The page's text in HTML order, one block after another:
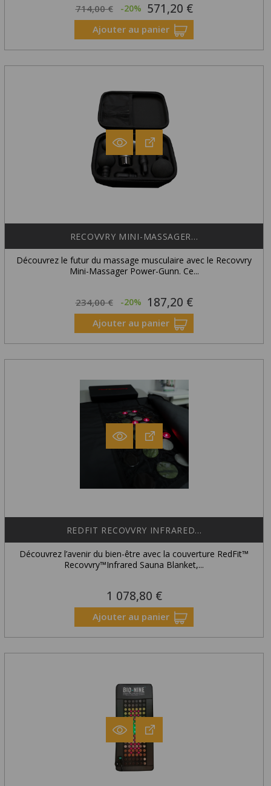
Prix
habituel
714,00 € -20% Prix
571,20 €
Ajouter au panier
RECOVVRY MINI-MASSAGER...
Découvrez le futur du massage musculaire avec le Recovvry
Mini-Massager Power-Gunn. Ce...
Prix
habituel
234,00 € -20% Prix
187,20 €
Ajouter au panier
REDFIT RECOVVRY INFRARED...
Découvrez l’avenir du bien-être avec la couverture RedFit™
Recovvry™Infrared Sauna Blanket,...
Prix
1 078,80 €
Ajouter au panier